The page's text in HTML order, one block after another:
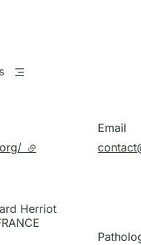
- lien externe
Email
Herriot